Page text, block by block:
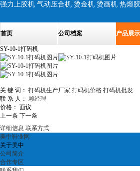
强力上胶机 气动压合机 烫金机 烫画机 热熔
首页 公司档案 产品展示
SY-10-1打码机
关 键 词： 打码机生产厂家 打码机价格 打码机批发
联 系 人： 赖经理
价格： 面议
上一条 下一条
详细信息 联系方式
美中鞋业网
关于美中
公司简介
合作专区